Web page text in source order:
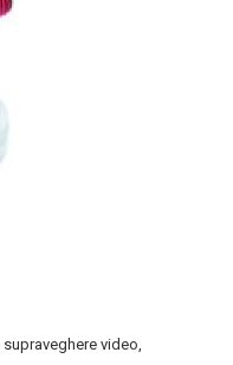
video,